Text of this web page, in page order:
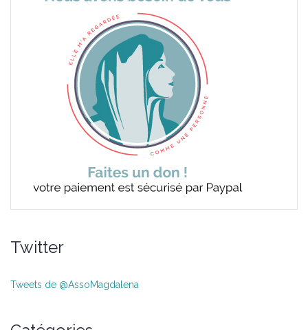
Twitter
Tweets de @AssoMagdalena